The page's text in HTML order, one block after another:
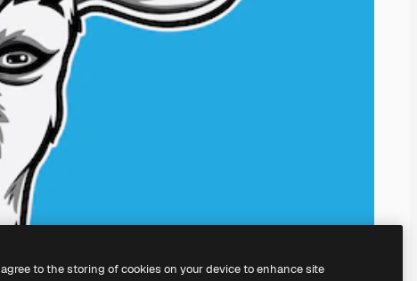
to the storing of cookies on your device to enhance site